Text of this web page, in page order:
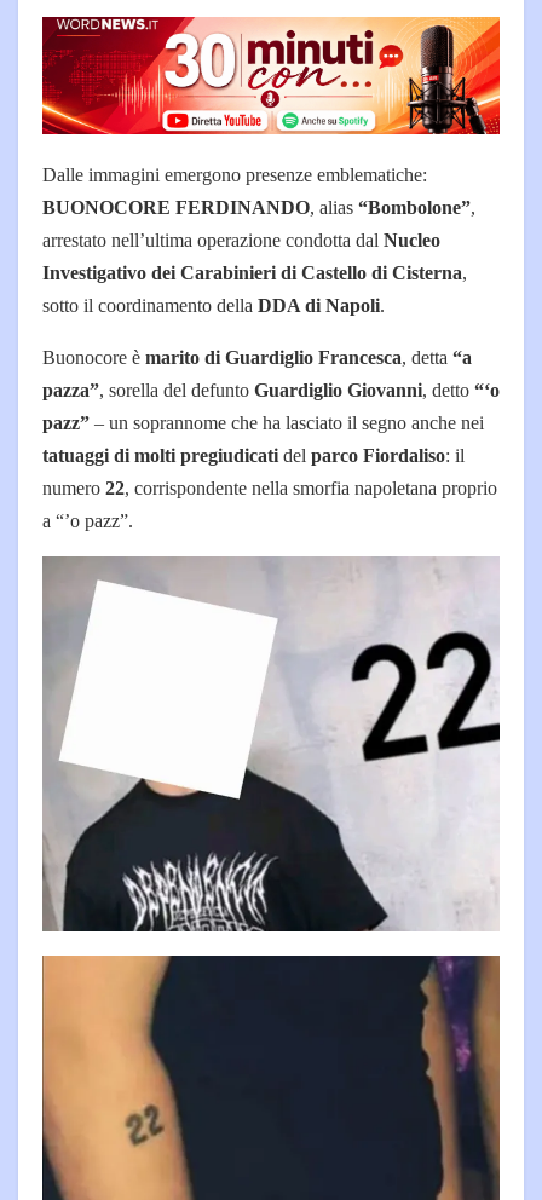
Dalle immagini emergono presenze emblematiche:
BUONOCORE FERDINANDO, alias “Bombolone”,
arrestato nell’ultima operazione condotta dal Nucleo
Investigativo dei Carabinieri di Castello di Cisterna,
sotto il coordinamento della DDA di Napoli.
Buonocore è marito di Guardiglio Francesca, detta “a
pazza”, sorella del defunto Guardiglio Giovanni, detto “‘o
pazz” – un soprannome che ha lasciato il segno anche nei
tatuaggi di molti pregiudicatidel parco Fiordaliso: il
numero 22, corrispondente nella smorfia napoletana proprio
a “’o pazz”.